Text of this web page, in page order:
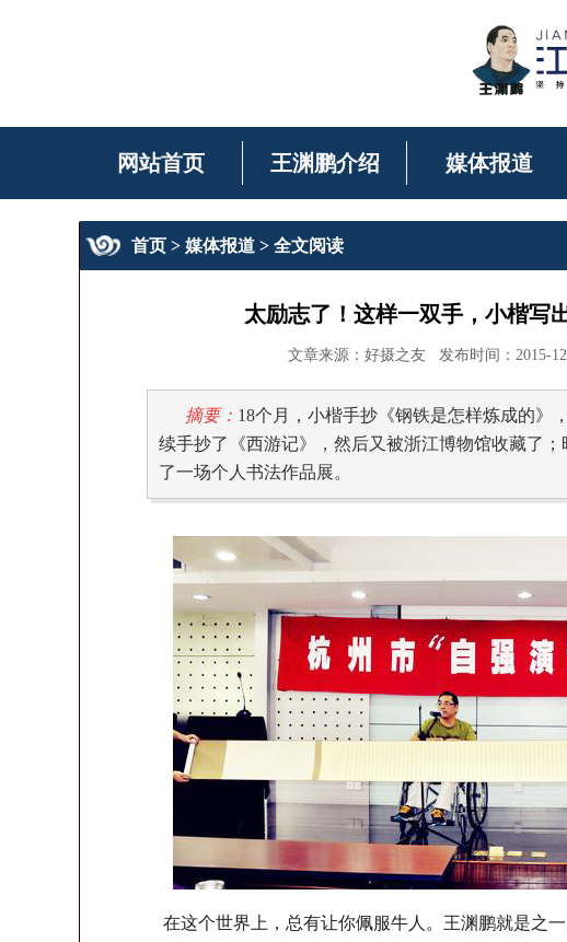
网站首页 王渊鹏介绍 媒体报道
首页 > 媒体报道 > 全文阅读
太励志了！这样一双手，小楷写
文章来源：好摄之友 发布时间：2015-
摘要： 18个月，小楷手抄《钢铁是怎样炼成的》
续手抄了《西游记》，然后又被浙江博物馆收藏了
了一场个人书法作品展。
在这个世界上，总有让你佩服牛人。王渊鹏就是之一